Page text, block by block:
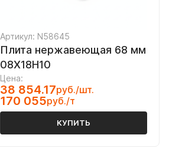
Артикул: N58645
Плита нержавеющая 68 мм
08Х18Н10
Цена:
38 854.17руб./шт.
170 055руб./т
КУПИТЬ